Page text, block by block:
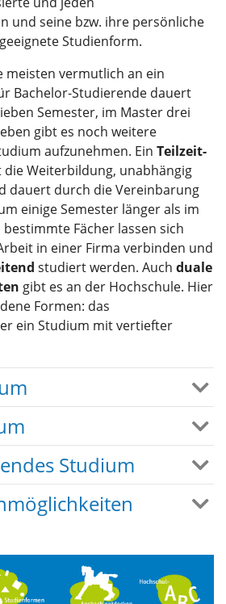
und seine bzw. ihre persönliche
Studienform.
meisten vermutlich an ein
Bachelor-Studierende dauert
Semester, im Master drei
gibt es noch weitere
aufzunehmen. Ein Teilzeit-
Weiterbildung, unabhängig
dauert durch die Vereinbarung
einige Semester länger als im
Fächer lassen sich
in einer Firma verbinden und
studiert werden. Auch duale
gibt es an der Hochschule. Hier
Formen: das
ein Studium mit vertiefter
Studium